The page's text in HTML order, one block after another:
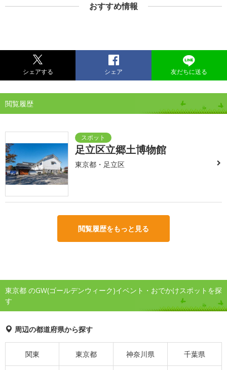
おすすめ情報
シェアする シェア 友だちに送る
閲覧履歴
足立区立郷土博物館
東京都・足立区
閲覧履歴をもっと見る
東京都 のGW(ゴールデンウィーク)イベント・おでかけスポットを探
す
周辺の都道府県から探す
関東 東京都 神奈川県 千葉県